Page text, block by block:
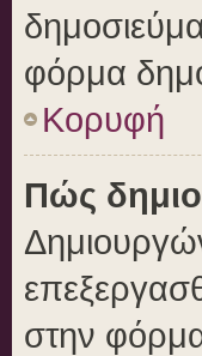
φόρμα
Κορυφή
Πώς
στην